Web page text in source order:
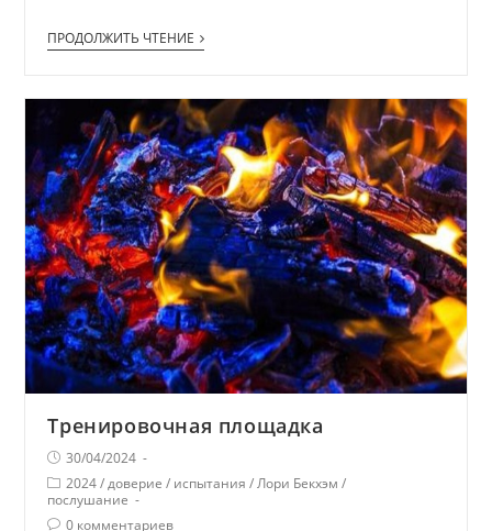
ПРОДОЛЖИТЬ ЧТЕНИЕ
Тренировочная площадка
30/04/2024
2024 / доверие / испытания / Лори Бекхэм /
послушание
0 комментариев